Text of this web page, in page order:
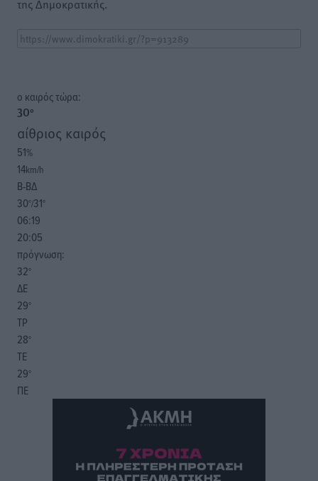
της Δημοκρατικής.
o καιρός τώρα:
30°
αίθριος καιρός
51%
14km/h
Β-ΒΔ
30°/31°
06:19
20:05
πρόγνωση:
32°
ΔΕ
29°
ΤΡ
28°
ΤΕ
29°
ΠΕ